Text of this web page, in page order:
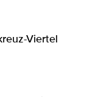
Viertel